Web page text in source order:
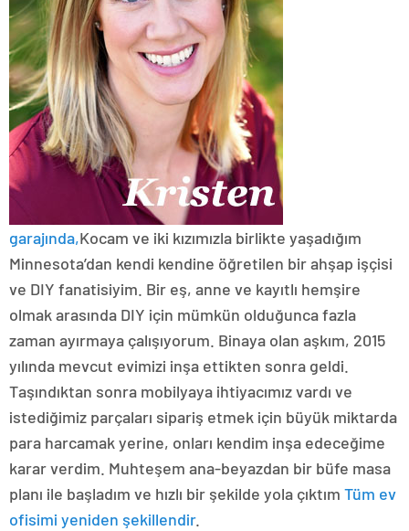
garajında,Kocam ve iki kızımızla birlikte yaşadığım
Minnesota’dan kendi kendine öğretilen bir ahşap işçisi
ve DIY fanatisiyim. Bir eş, anne ve kayıtlı hemşire
olmak arasında DIY için mümkün olduğunca fazla
zaman ayırmaya çalışıyorum. Binaya olan aşkım, 2015
yılında mevcut evimizi inşa ettikten sonra geldi.
Taşındıktan sonra mobilyaya ihtiyacımız vardı ve
istediğimiz parçaları sipariş etmek için büyük miktarda
para harcamak yerine, onları kendim inşa edeceğime
karar verdim. Muhteşem ana-beyazdan bir büfe masa
planı ile başladım ve hızlı bir şekilde yola çıktım Tüm ev
ofisimi yeniden şekillendir.